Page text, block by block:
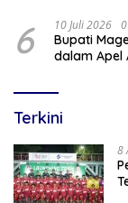
6 10 Juli 2026
Bupati
dalam Apel
Terkini
8